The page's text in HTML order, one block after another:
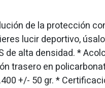
de la protección
lucir deportivo,
alta densidad. *
trasero en
+/- 50 gr. *